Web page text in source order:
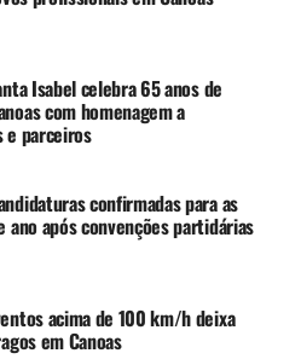
Isabel celebra 65 anos de
com homenagem a
e parceiros
confirmadas para as
ano após convenções partidárias
acima de 100 km/h deixa
em Canoas